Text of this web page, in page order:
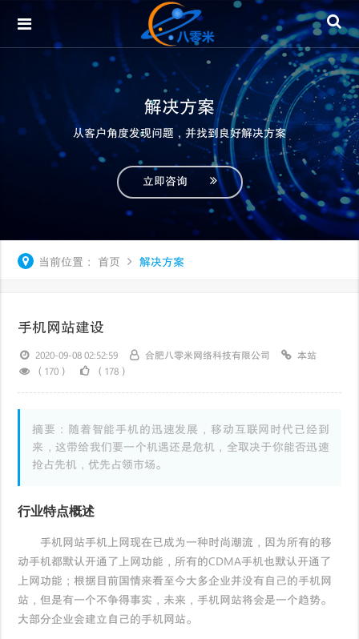
解决方案
从客户角度发现问题，并找到良好解决方案
立即咨询
当前位置： 首页 解决方案
手机网站建设
2020-09-08 02:52:59 合肥八零米网络科技有限公司
本站
（170）
（178）
摘要：随着智能手机的迅速发展，移动互联网时代已经到
来，这带给我们要一个机遇还是危机，全取决于你能否迅速
抢占先机，优先占领市场。
行业特点概述
手机网站手机上网现在已成为一种时尚潮流，因为所有的移
动手机都默认开通了上网功能，所有的CDMA手机也默认开通了
上网功能；根据目前国情来看至今大多企业并没有自己的手机网
站，但是有一个不争得事实，未来，手机网站将会是一个趋势。
大部分企业会建立自己的手机网站。